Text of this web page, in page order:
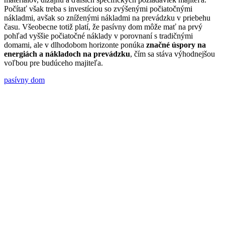
Počítať však treba s investíciou so zvýšenými počiatočnými
nákladmi, avšak so zníženými nákladmi na prevádzku v priebehu
času. Všeobecne totiž platí, že pasívny dom môže mať na prvý
pohľad vyššie počiatočné náklady v porovnaní s tradičnými
domami, ale v dlhodobom horizonte ponúka značné úspory na
energiách a nákladoch na prevádzku, čím sa stáva výhodnejšou
voľbou pre budúceho majiteľa.
pasívny dom